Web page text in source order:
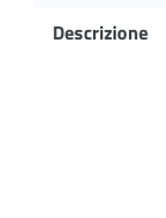
Descrizione